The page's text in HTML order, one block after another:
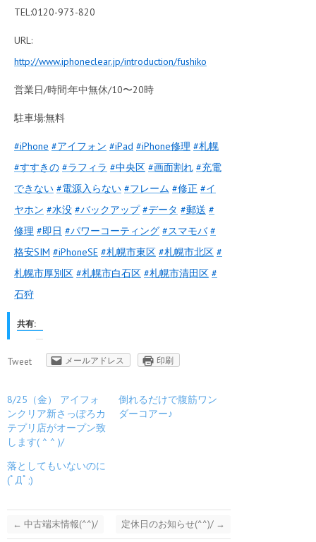
TEL:0120-973-820
URL:
http://www.iphoneclear.jp/introduction/fushiko
営業日/時間:年中無休/10〜20時
駐車場:無料
‪#‎iPhone‬ ‪#‎アイフォン‬ ‪#‎iPad‬ ‪#‎iPhone修理‬ ‪#‎札幌‬
‪#‎すすきの‬ ‪#‎ラフィラ‬ ‪#‎中央区‬ ‪#‎画面割れ‬ ‪#‎充電
できない‬ ‪#‎電源入らない‬ ‪#‎フレーム‬ ‪#‎修正‬ ‪#‎イ
ヤホン‬ ‪#‎水没‬ ‪#‎バックアップ‬ ‪#‎データ‬ ‪#‎郵送‬ ‪#‎
修理‬ ‪#‎即日‬ ‪#‎パワーコーティング‬ ‪#‎スマモバ‬ ‪#‎
格安SIM‬ ‪#‎iPhoneSE‬ ‪#‎札幌市東区‬ ‪#‎札幌市北区‬ ‪#‎
札幌市厚別区‬ ‪#‎札幌市白石区‬ ‪#‎札幌市清田区‬ ‪#‎
石狩
共有:
Tweet メールアドレス 印刷
8/25（金） アイフォ
ンクリア新さっぽろカ
テプリ店がオープン致
します( ^ ^ )/
倒れるだけで腹筋ワン
ダーコアー♪
落としてもいないのに
(ﾟДﾟ;)
← 中古端末情報(^^)/ 定休日のお知らせ(^^)/ →